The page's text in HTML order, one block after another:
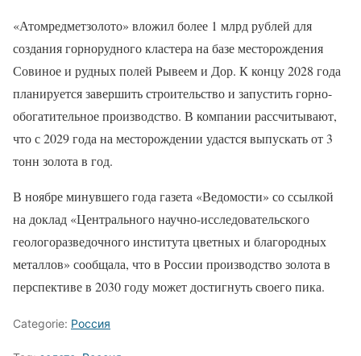
«Атомредметзолото» вложил более 1 млрд рублей для
создания горнорудного кластера на базе месторождения
Совиное и рудных полей Рывеем и Дор. К концу 2028 года
планируется завершить строительство и запустить горно-
обогатительное производство. В компании рассчитывают,
что с 2029 года на месторождении удастся выпускать от 3
тонн золота в год.
В ноябре минувшего года газета «Ведомости» со ссылкой
на доклад «Центрального научно-исследовательского
геологоразведочного института цветных и благородных
металлов» сообщала, что в России производство золота в
перспективе в 2030 году может достигнуть своего пика.
Categorie: Россия